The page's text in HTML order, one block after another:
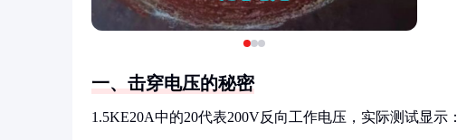
一、击穿电压的秘密
1.5KE20A中的20代表200V反向工作电压，实际测试显示：